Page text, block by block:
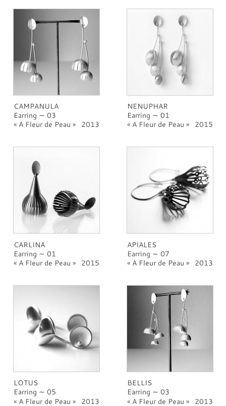
CAMPANULA
Earring ∼ 03
A Fleur de Peau
2013
NENUPHAR
Earring ∼ 01
A Fleur de Peau
2015
CARLINA
Earring ∼ 01
A Fleur de Peau
2015
APIALES
Earring ∼ 07
A Fleur de Peau
2013
LOTUS
Earring ∼ 05
A Fleur de Peau
2013
BELLIS
Earring ∼ 03
A Fleur de Peau
2013